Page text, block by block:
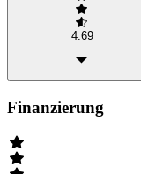
4.69
Finanzierung